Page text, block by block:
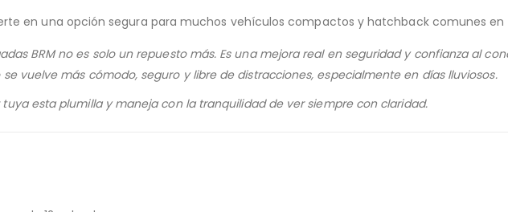
en una opción segura para muchos vehículos compactos y hatchback comunes en
BRM no es solo un repuesto más. Es una mejora real en seguridad y confianza al
vuelve más cómodo, seguro y libre de distracciones, especialmente en días lluviosos.
tuya esta plumilla y maneja con la tranquilidad de ver siempre con claridad.